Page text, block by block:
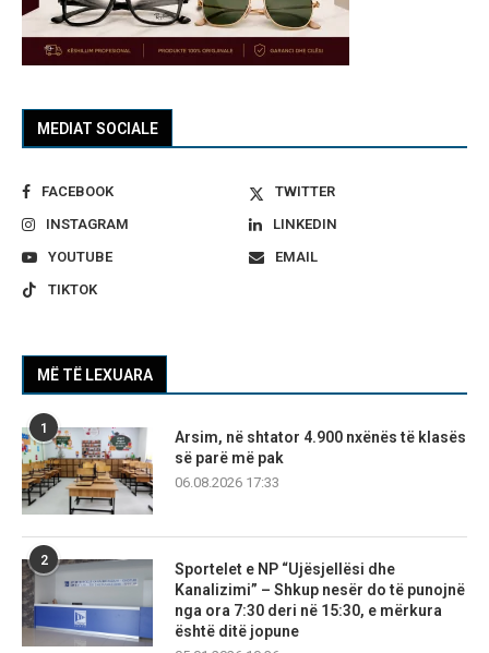
MEDIAT SOCIALE
FACEBOOK
TWITTER
INSTAGRAM
LINKEDIN
YOUTUBE
EMAIL
TIKTOK
MË TË LEXUARA
1
Arsim, në shtator 4.900 nxënës të klasës
së parë më pak
06.08.2026 17:33
2
Sportelet e NP “Ujësjellësi dhe
Kanalizimi” – Shkup nesër do të punojnë
nga ora 7:30 deri në 15:30, e mërkura
është ditë jopune